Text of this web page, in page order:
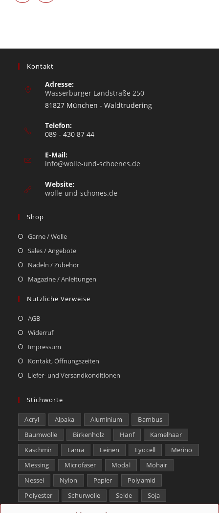
Kontakt
Adresse:
Wasserburger Landstraße 250
81827 München - Waldtrudering
Telefon:
089 - 430 87 44
E-Mail:
info@wolle-und-schoenes.de
Website:
wolle-und-schönes.de
Shop
Garne / Wolle
Sales / Angebote
Nadeln / Zubehör
Magazine / Anleitungen
Nützliche Verweise
AGB
Widerruf
Impressum
Kontakt, Öffnungszeiten
Liefer- und Versandkonditionen
Stichworte
Acryl Alpaka Aluminium
Bambus
Baumwolle
Birkenholz Hanf
Kamelhaar
Kaschmir
Lama Leinen Lyocell
Merino
Messing
Microfaser Modal
Mohair
Nessel
Nylon Papier
Polyamid
Polyester
Schurwolle Seide
Soja
Tencel